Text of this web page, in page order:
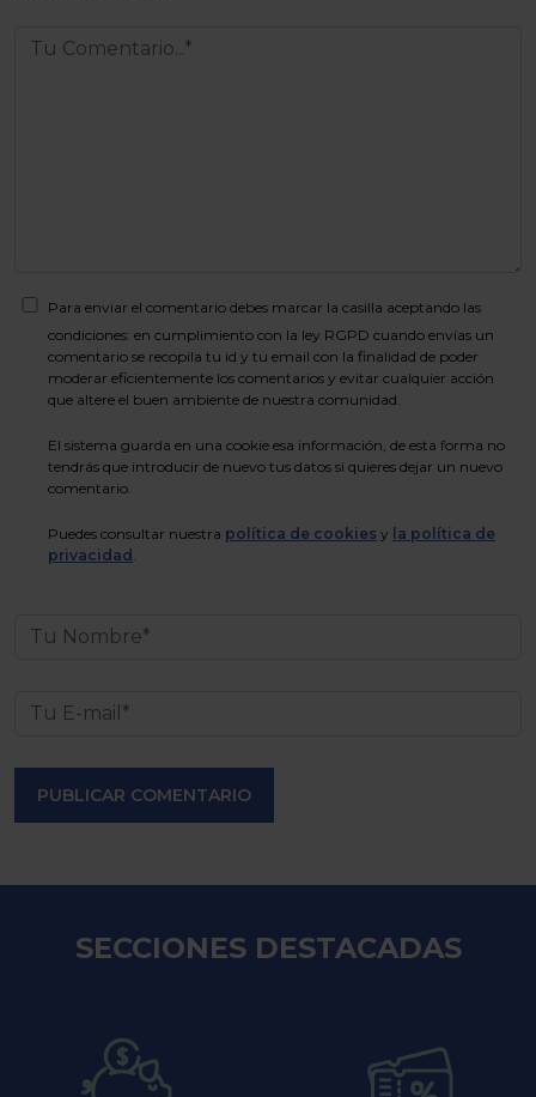
Para enviar el comentario debes marcar la casilla aceptando las
condiciones: en cumplimiento con la ley RGPD cuando envías un
comentario se recopila tu id y tu email con la finalidad de poder
moderar eficientemente los comentarios y evitar cualquier acción
que altere el buen ambiente de nuestra comunidad.
El sistema guarda en una cookie esa información, de esta forma no
tendrás que introducir de nuevo tus datos si quieres dejar un nuevo
comentario.
Puedes consultar nuestra política de cookies y la política de
privacidad
PUBLICAR COMENTARIO
SECCIONES DESTACADAS